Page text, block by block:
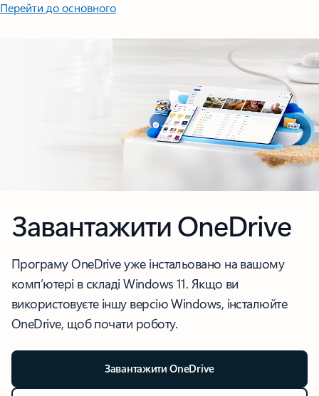
Перейти до основного
Завантажити OneDrive
Програму OneDrive уже інстальовано на вашому
комп’ютері в складі Windows 11. Якщо ви
використовуєте іншу версію Windows, інсталюйте
OneDrive, щоб почати роботу.
Завантажити OneDrive